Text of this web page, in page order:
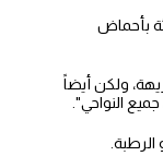
بأحماض
ولكن أيضاً
النواحي".